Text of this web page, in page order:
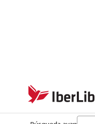
IberLibro.com